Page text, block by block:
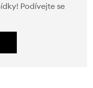
Podívejte se